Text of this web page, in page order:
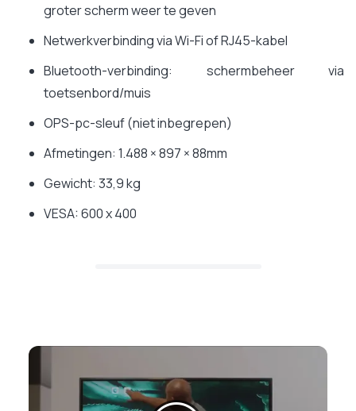
groter scherm weer te geven
Netwerkverbinding via Wi-Fi of RJ45-kabel
Bluetooth-verbinding: schermbeheer via
toetsenbord/muis
OPS-pc-sleuf (niet inbegrepen)
Afmetingen: 1.488 × 897 × 88mm
Gewicht: 33,9 kg
VESA: 600 x 400